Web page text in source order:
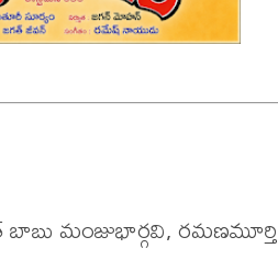
మంజుభార్గవి, రమణమూర్తి